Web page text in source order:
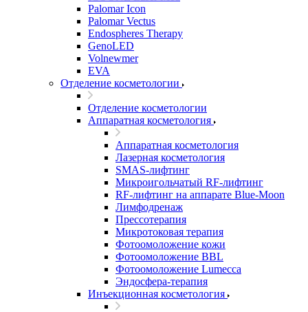
Palomar Icon
Palomar Vectus
Endospheres Therapy
GenoLED
Volnewmer
EVA
Отделение косметологии
Отделение косметологии
Аппаратная косметология
Аппаратная косметология
Лазерная косметология
SMAS-лифтинг
Микроигольчатый RF-лифтинг
RF-лифтинг на аппарате Blue-Moon
Лимфодренаж
Прессотерапия
Микротоковая терапия
Фотоомоложение кожи
Фотоомоложение BBL
Фотоомоложение Lumecca
Эндосфера-терапия
Инъекционная косметология